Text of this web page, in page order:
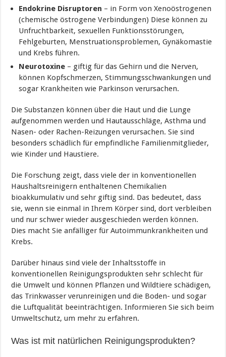
Endokrine Disruptoren – in Form von Xenoöstrogenen
(chemische östrogene Verbindungen) Diese können zu
Unfruchtbarkeit, sexuellen Funktionsstörungen,
Fehlgeburten, Menstruationsproblemen, Gynäkomastie
und Krebs führen.
Neurotoxine – giftig für das Gehirn und die Nerven,
können Kopfschmerzen, Stimmungsschwankungen und
sogar Krankheiten wie Parkinson verursachen.
Die Substanzen können über die Haut und die Lunge
aufgenommen werden und Hautausschläge, Asthma und
Nasen- oder Rachen-Reizungen verursachen. Sie sind
besonders schädlich für empfindliche Familienmitglieder,
wie Kinder und Haustiere.
Die Forschung zeigt, dass viele der in konventionellen
Haushaltsreinigern enthaltenen Chemikalien
bioakkumulativ und sehr giftig sind. Das bedeutet, dass
sie, wenn sie einmal in Ihrem Körper sind, dort verbleiben
und nur schwer wieder ausgeschieden werden können.
Dies macht Sie anfälliger für Autoimmunkrankheiten und
Krebs.
Darüber hinaus sind viele der Inhaltsstoffe in
konventionellen Reinigungsprodukten sehr schlecht für
die Umwelt und können Pflanzen und Wildtiere schädigen,
das Trinkwasser verunreinigen und die Boden- und sogar
die Luftqualität beeinträchtigen. Informieren Sie sich beim
Umweltschutz, um mehr zu erfahren.
Was ist mit natürlichen Reinigungsprodukten?